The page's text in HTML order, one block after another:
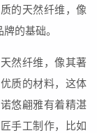
的天然纤维，像
的基础。
然纤维，像其著
质的材料，这体
悠翩雅有着精湛
手工制作，比如